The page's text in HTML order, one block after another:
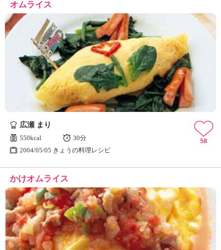
オムライス
広瀬 まり
550kcal
30分
2004/05/05 きょうの料理レシピ
58
かけオムライス